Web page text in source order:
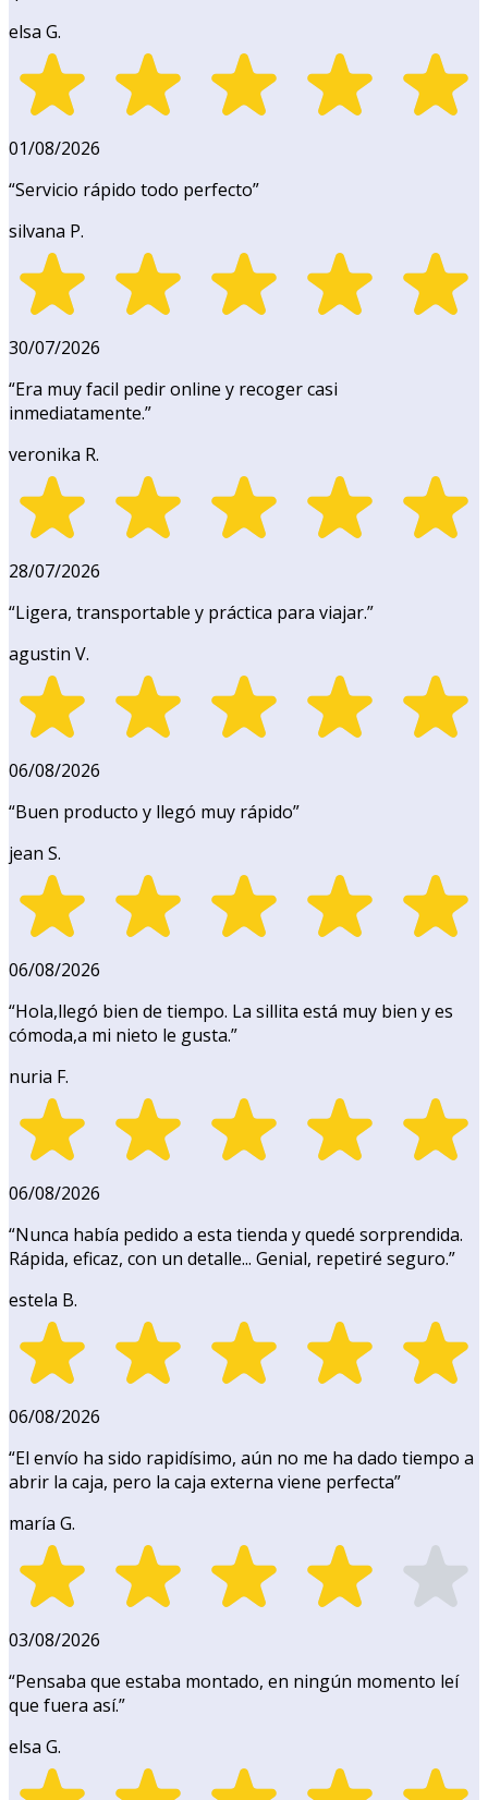
elsa G.
01/08/2026
“Servicio rápido todo perfecto”
silvana P.
30/07/2026
“Era muy facil pedir online y recoger casi
inmediatamente.”
veronika R.
28/07/2026
“Ligera, transportable y práctica para viajar.”
agustin V.
06/08/2026
“Buen producto y llegó muy rápido”
jean S.
06/08/2026
“Hola,llegó bien de tiempo. La sillita está muy bien y es
cómoda,a mi nieto le gusta.”
nuria F.
06/08/2026
“Nunca había pedido a esta tienda y quedé sorprendida.
Rápida, eficaz, con un detalle... Genial, repetiré seguro.”
estela B.
06/08/2026
“El envío ha sido rapidísimo, aún no me ha dado tiempo a
abrir la caja, pero la caja externa viene perfecta”
maría G.
03/08/2026
“Pensaba que estaba montado, en ningún momento leí
que fuera así.”
elsa G.